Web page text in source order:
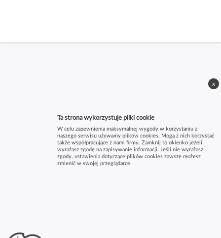
Ta strona wykorzystuje pliki cookie
W celu zapewnienia maksymalnej wygody w korzystaniu z
naszego serwisu używamy plików cookies. Mogą z nich korzystać
także współpracujące z nami firmy. Zamknij to okienko jeżeli
wyrażasz zgodę na zapisywanie informacji. Jeśli nie wyrażasz
zgody, ustawienia dotyczące plików cookies zawsze możesz
zmienić w swojej przeglądarce.
x